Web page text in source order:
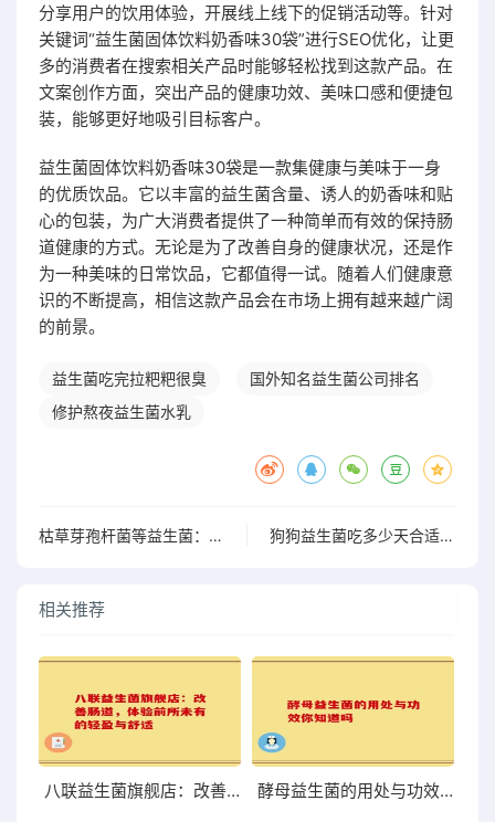
分享用户的饮用体验，开展线上线下的促销活动等。针对
关键词“益生菌固体饮料奶香味30袋”进行SEO优化，让更
多的消费者在搜索相关产品时能够轻松找到这款产品。在
文案创作方面，突出产品的健康功效、美味口感和便捷包
装，能够更好地吸引目标客户。
益生菌固体饮料奶香味30袋是一款集健康与美味于一身
的优质饮品。它以丰富的益生菌含量、诱人的奶香味和贴
心的包装，为广大消费者提供了一种简单而有效的保持肠
道健康的方式。无论是为了改善自身的健康状况，还是作
为一种美味的日常饮品，它都值得一试。随着人们健康意
识的不断提高，相信这款产品会在市场上拥有越来越广阔
的前景。
益生菌吃完拉粑粑很臭
国外知名益生菌公司排名
修护熬夜益生菌水乳
枯草芽孢杆菌等益生菌：健康的隐形守护者 狗狗益生菌吃多少天合适不同情况有不同答案
相关推荐
八联益生菌旗舰店：改善肠道，体验前所未有的轻盈与舒适 酵母益生菌的用处与功效你知道吗